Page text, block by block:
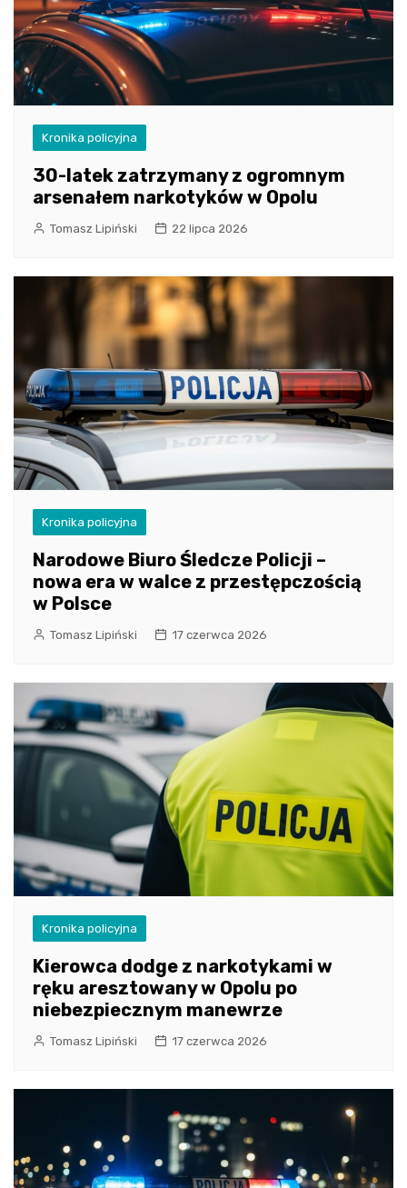
Kronika policyjna
30-latek zatrzymany z ogromnym
arsenałem narkotyków w Opolu
Tomasz Lipiński 22 lipca 2026
Kronika policyjna
Narodowe Biuro Śledcze Policji –
nowa era w walce z przestępczością
w Polsce
Tomasz Lipiński 17 czerwca 2026
Kronika policyjna
Kierowca dodge z narkotykami w
ręku aresztowany w Opolu po
niebezpiecznym manewrze
Tomasz Lipiński 17 czerwca 2026